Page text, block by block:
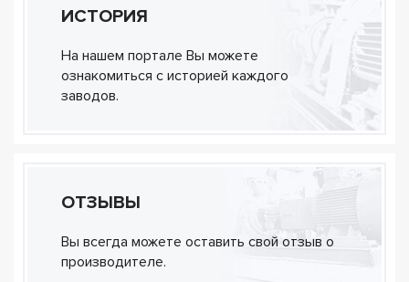
ИСТОРИЯ
На нашем портале Вы можете
ознакомиться с историей каждого
заводов.
ОТЗЫВЫ
Вы всегда можете оставить свой отзыв о
производителе.